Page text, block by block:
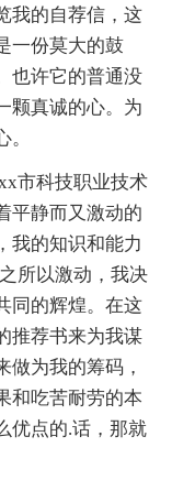
的自荐信，这
一份莫大的鼓
也许它的普通没
颗真诚的心。为
市科技职业技术
平静而又激动的
我的知识和能力
所以激动，我决
同的辉煌。在这
推荐书来为我谋
做为我的筹码，
和吃苦耐劳的本
优点的.话，那就